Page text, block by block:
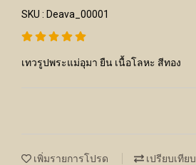
SKU : Deava_00001
เทวรูปพระแม่อุมา ยืน เนื้อโลหะ สีทอง
เพิ่มรายการโปรด เปรียบเทียบ